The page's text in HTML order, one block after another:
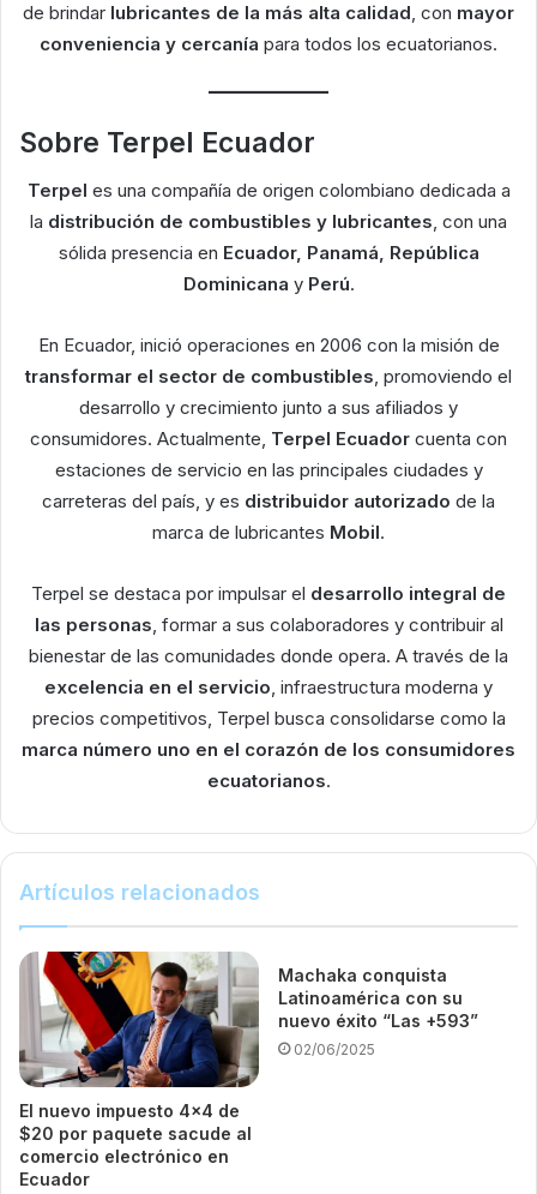
de brindar lubricantes de la más alta calidad, con mayor
conveniencia y cercanía para todos los ecuatorianos.
Sobre Terpel Ecuador
Terpel es una compañía de origen colombiano dedicada a
la distribución de combustibles y lubricantes, con una
sólida presencia en Ecuador, Panamá, República
Dominicana y Perú.
En Ecuador, inició operaciones en 2006 con la misión de
transformar el sector de combustibles, promoviendo el
desarrollo y crecimiento junto a sus afiliados y
consumidores. Actualmente, Terpel Ecuador cuenta con
estaciones de servicio en las principales ciudades y
carreteras del país, y es distribuidor autorizado de la
marca de lubricantes Mobil.
Terpel se destaca por impulsar el desarrollo integral de
las personas, formar a sus colaboradores y contribuir al
bienestar de las comunidades donde opera. A través de la
excelencia en el servicio, infraestructura moderna y
precios competitivos, Terpel busca consolidarse como la
marca número uno en el corazón de los consumidores
ecuatorianos.
Artículos relacionados
El nuevo impuesto 4×4 de
$20 por paquete sacude al
comercio electrónico en
Ecuador
Machaka conquista
Latinoamérica con su
nuevo éxito “Las +593”
02/06/2025